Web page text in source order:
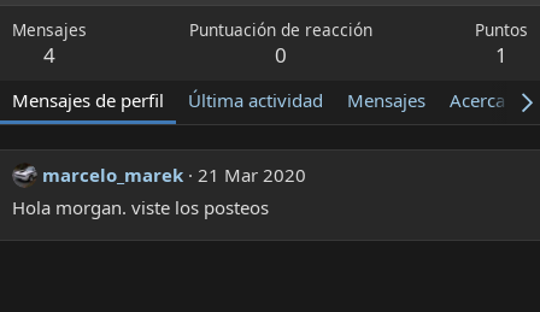
Mensajes
4
Puntuación de reacción
0
Puntos
1
Mensajes de perfil Última actividad Mensajes Acerca de
marcelo_marek 21 Mar 2020
Hola morgan. viste los posteos